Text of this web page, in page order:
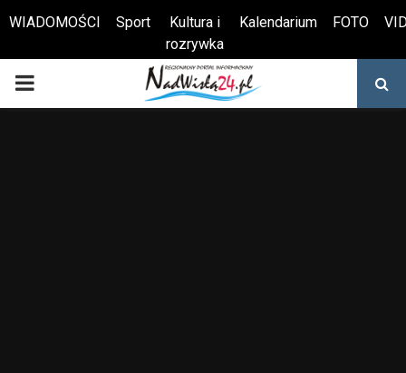
Otwórz pasek narzędzi
WIADOMOŚCI Sport
Kultura i
rozrywka
Kalendarium FOTO
PRIMARY